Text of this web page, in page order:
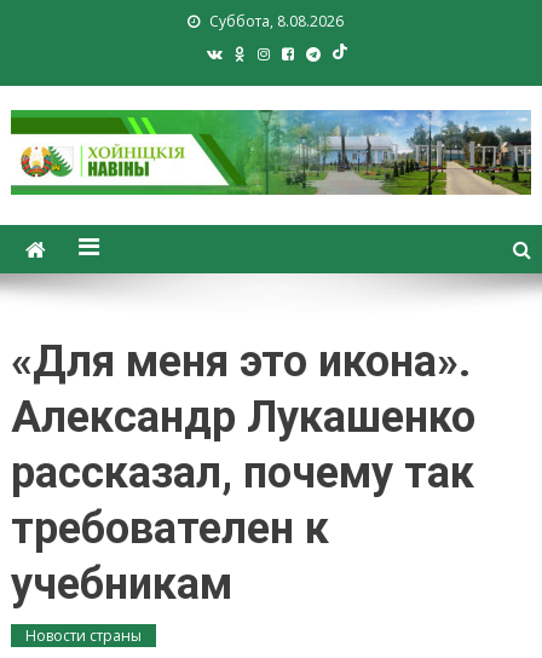
Суббота, 8.08.2026
Хойники. Хойнiцкiя навiны.
Новости Хойник. Районная
«Для меня это икона».
Александр Лукашенко
рассказал, почему так
требователен к
учебникам
Новости страны